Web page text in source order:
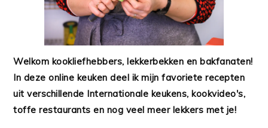
Welkom kookliefhebbers, lekkerbekken en bakfanaten!
In deze online keuken deel ik mijn favoriete recepten
uit verschillende Internationale keukens, kookvideo's,
toffe restaurants en nog veel meer lekkers met je!